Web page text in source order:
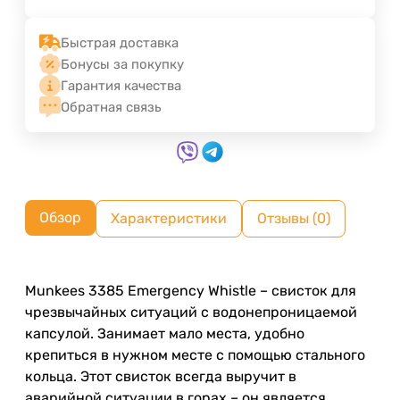
Быстрая доставка
Бонусы за покупку
Гарантия качества
Обратная связь
Обзор Характеристики Отзывы (0)
Munkees 3385 Emergency Whistle – свисток для
чрезвычайных ситуаций с водонепроницаемой
капсулой. Занимает мало места, удобно
крепиться в нужном месте с помощью стального
кольца. Этот свисток всегда выручит в